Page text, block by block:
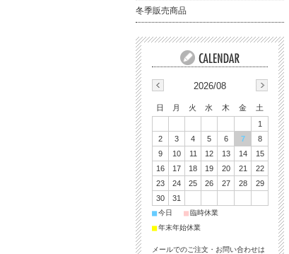
冬季販売商品
2026/08
日 月 火 水 木 金
土
1
2
3 4 5 6 7
8
9
10 11 12 13 14
15
16
17 18 19 20 21
22
23
24 25 26 27 28
29
30
31
■今日 ■臨時休業
■年末年始休業
メールでのご注文・お問い合わせは